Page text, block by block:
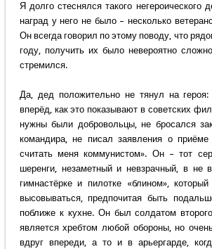
Я долго стеснялся такого негероического
наград у него не было – несколько
Он всегда говорил по этому поводу, что
году, получить их было невероятно
стремился.
Да, дед положительно не тянул на
вперёд, как это показывают в советских
нужны были добровольцы, не бросался
командира, не писал заявления о
считать меня коммунистом». Он – тот
шеренги, незаметный и невзрачный, в не
гимнастёрке и пилотке «блином»,
высовываться, предпочитая быть
поближе к кухне. Он был солдатом
является хребтом любой обороны, но
вдруг впереди, а то и в арьергарде,